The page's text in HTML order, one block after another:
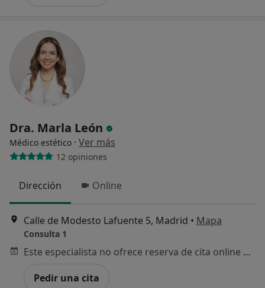
Dra. Marla León
Médico estético · Ver más
12 opiniones
Dirección Online
Calle de Modesto Lafuente 5, Madrid • Mapa
Consulta 1
Este especialista no ofrece reserva de cita online en esta dirección.
Pedir una cita